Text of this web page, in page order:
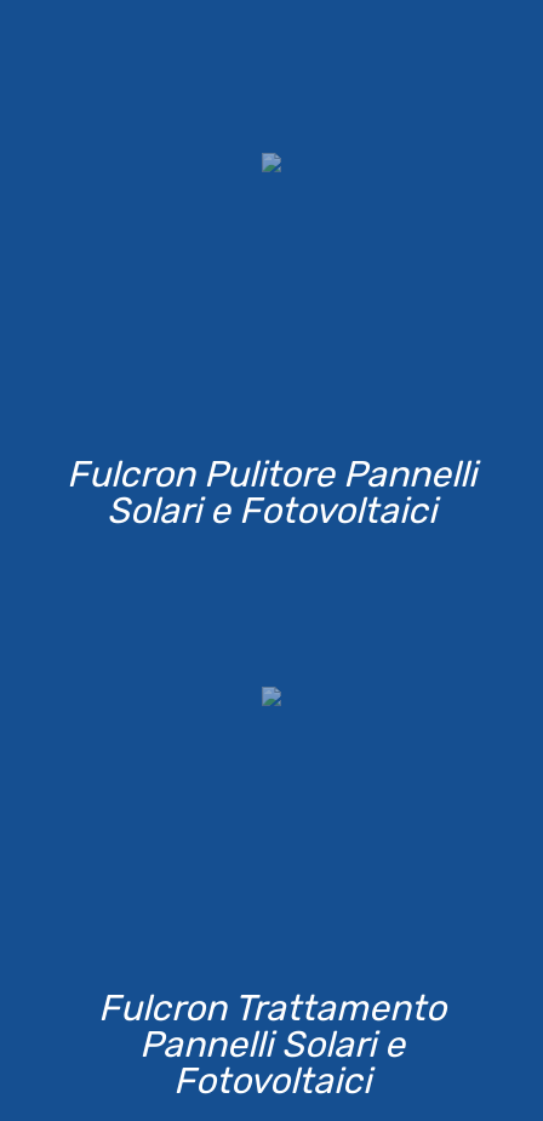
Fulcron Pulitore Pannelli
Solari e Fotovoltaici
Fulcron Trattamento
Pannelli Solari e
Fotovoltaici